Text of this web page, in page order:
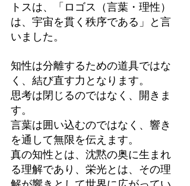
トスは、「ロゴス（言葉・理性）
は、宇宙を貫く秩序である」と言
いました。
知性は分離するための道具ではな
く、結び直す力となります。
思考は閉じるのではなく、開きま
す。
言葉は囲い込むのではなく、響き
を通して無限を伝えます。
真の知性とは、沈黙の奥に生まれ
る理解であり、栄光とは、その理